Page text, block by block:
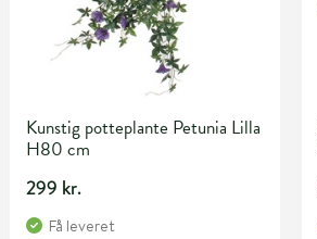
Kunstig potteplante Petunia Lilla
H80 cm
299 kr.
Få leveret